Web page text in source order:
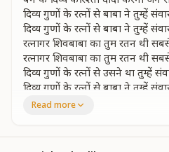
दिव्य गुणों के रत्नों से बाबा ने तुम्हें
दिव्य गुणों के रत्नों से बाबा ने तुम्हें
रत्नागर शिवबाबा का तुम रतन थी सबसे
रत्नागर शिवबाबा का तुम रतन थी सबसे
दिव्य गुणों के रत्नों से उसने था तुम्हें
दिव्य गुणों के रत्नों से बाबा ने तुम्हें
ज्ञान यज्ञ की धरनी की तुम अंतिम
ज्ञान यज्ञ की धरनी की तुम अंतिम
Read more